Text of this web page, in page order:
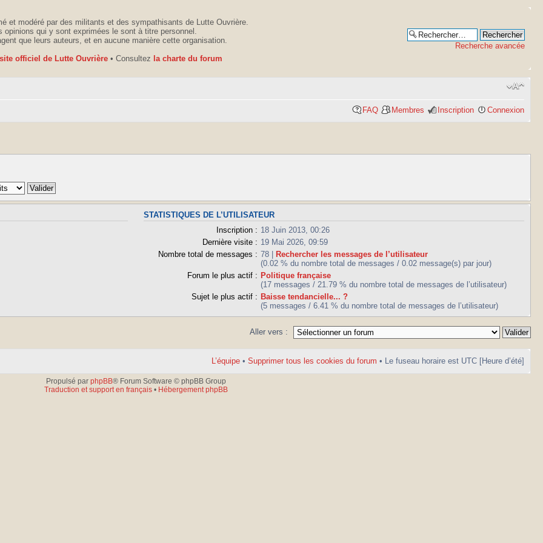
et modéré par des militants et des sympathisants de Lutte Ouvrière.
opinions qui y sont exprimées le sont à titre personnel.
que leurs auteurs, et en aucune manière cette organisation.
site officiel de Lutte Ouvrière • Consultez la charte du forum
Recherche avancée
FAQ Membres Inscription Connexion
STATISTIQUES DE L’UTILISATEUR
Inscription : 18 Juin 2013, 00:26
Dernière visite : 19 Mai 2026, 09:59
Nombre total de messages : 78 |Rechercher les messages de l’utilisateur
(0.02 % du nombre total de messages / 0.02 message(s) par jour)
Forum le plus actif : Politique française
(17 messages / 21.79 % du nombre total de messages de l’utilisateur)
Sujet le plus actif : Baisse tendancielle... ?
(5 messages / 6.41 % du nombre total de messages de l’utilisateur)
Aller vers :
L’équipe • Supprimer tous les cookies du forum • Le fuseau horaire est UTC [Heure d’été]
Propulsé par phpBB® Forum Software © phpBB Group
Traduction et support en français• Hébergement phpBB